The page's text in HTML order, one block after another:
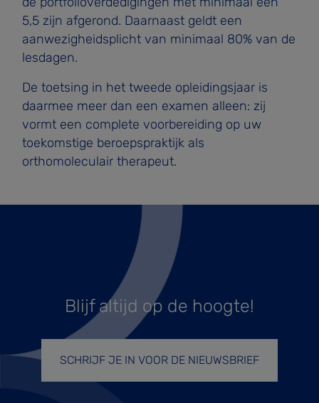
5,5 zijn afgerond. Daarnaast geldt een
aanwezigheidsplicht van minimaal 80% van de
lesdagen.
De toetsing in het tweede opleidingsjaar is
daarmee meer dan een examen alleen: zij
vormt een complete voorbereiding op uw
toekomstige beroepspraktijk als
orthomoleculair therapeut.
Blijf altijd op de hoogte!
SCHRIJF JE IN VOOR DE NIEUWSBRIEF